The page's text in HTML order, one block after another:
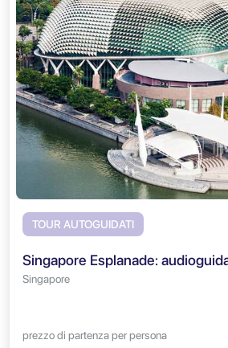
TOUR AUTOGUIDATI
Singapore Esplanade:
Singapore
prezzo di partenza per persona